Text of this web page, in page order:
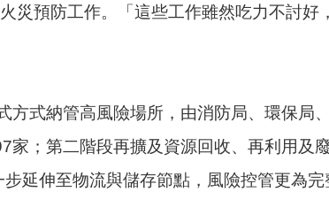
災預防工作。「這些工作雖然吃力不討好
式納管高風險場所，由消防局、環保局
；第二階段再擴及資源回收、再利用及
延伸至物流與儲存節點，風險控管更為完